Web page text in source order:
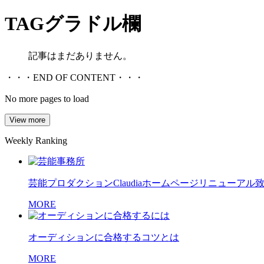
TAGグラドル欄
記事はまだありません。
・・・END OF CONTENT・・・
No more pages to load
View more
Weekly Ranking
芸能プロダクションClaudiaホームページリニューアル致
MORE
オーディションに合格するコツとは
MORE